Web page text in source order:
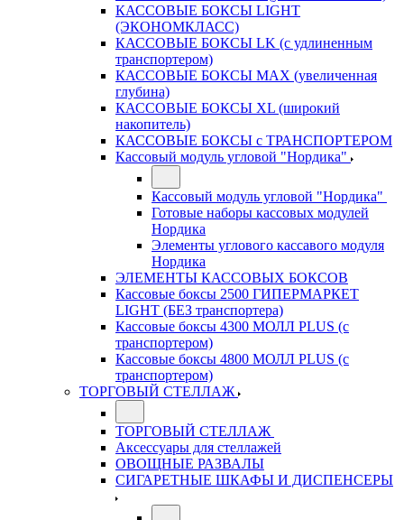
КАССОВЫЕ БОКСЫ LIGHT
(ЭКОНОМКЛАСС)
КАССОВЫЕ БОКСЫ LK (с удлиненным
транспортером)
КАССОВЫЕ БОКСЫ MAX (увеличенная
глубина)
КАССОВЫЕ БОКСЫ XL (широкий
накопитель)
КАССОВЫЕ БОКСЫ с ТРАНСПОРТЕРОМ
Кассовый модуль угловой "Нордика"
Кассовый модуль угловой "Нордика"
Готовые наборы кассовых модулей
Нордика
Элементы углового кассавого модуля
Нордика
ЭЛЕМЕНТЫ КАССОВЫХ БОКСОВ
Кассовые боксы 2500 ГИПЕРМАРКЕТ
LIGHT (БЕЗ транспортера)
Кассовые боксы 4300 МОЛЛ PLUS (с
транспортером)
Кассовые боксы 4800 МОЛЛ PLUS (с
транспортером)
ТОРГОВЫЙ СТЕЛЛАЖ
ТОРГОВЫЙ СТЕЛЛАЖ
Аксессуары для стеллажей
ОВОЩНЫЕ РАЗВАЛЫ
СИГАРЕТНЫЕ ШКАФЫ И ДИСПЕНСЕРЫ